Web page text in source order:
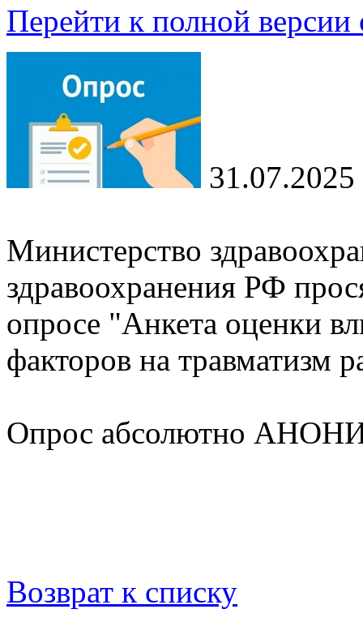
Перейти к полной версии
31.07.2025
Министерство
здравоохранения РФ
опросе "Анкета оценки
факторов на травматизм
Опрос абсолютно
Возврат к списку